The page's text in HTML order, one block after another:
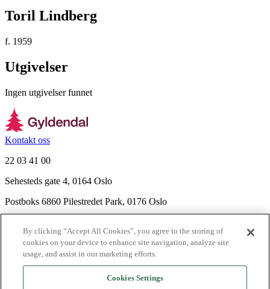
Toril Lindberg
f. 1959
Utgivelser
Ingen utgivelser funnet
Kontakt oss
22 03 41 00
Sehesteds gate 4, 0164 Oslo
Postboks 6860 Pilestredet Park, 0176 Oslo
Nyhetsbrev
Ledige stillinger
Send inn manus
By clicking “Accept All Cookies”, you agree to the storing of
cookies on your device to enhance site navigation, analyze site
usage, and assist in our marketing efforts.
Cookies Settings